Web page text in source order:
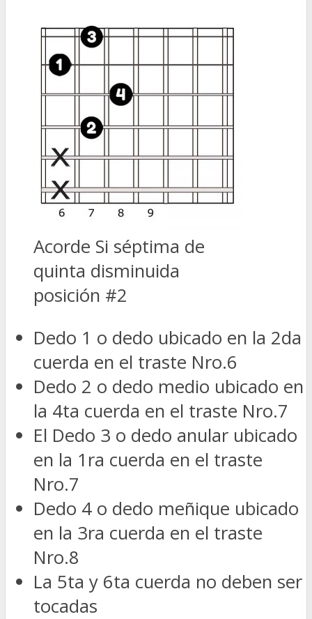
Acorde Si séptima de
quinta disminuida
posición #2
Dedo 1 o dedo ubicado en la 2da
cuerda en el traste Nro.6
Dedo 2 o dedo medio ubicado en
la 4ta cuerda en el traste Nro.7
El Dedo 3 o dedo anular ubicado
en la 1ra cuerda en el traste
Nro.7
Dedo 4 o dedo meñique ubicado
en la 3ra cuerda en el traste
Nro.8
La 5ta y 6ta cuerda no deben ser
tocadas